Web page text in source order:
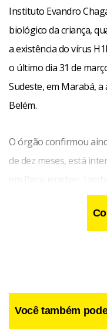
Instituto Evandro
biológico da criança,
a existência do vírus
o último dia 31 de
Sudeste, em Marabá,
Belém.
O órgão confirmou
de dez meses, está
em Parauepebas,
H1N1. Segundo a
é estável. A Pasta
Você também